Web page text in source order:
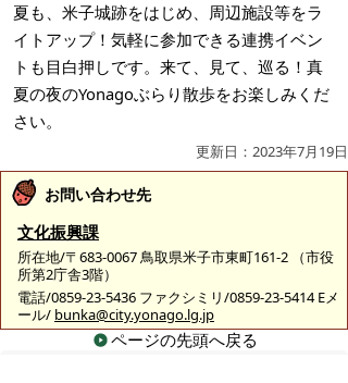
夏も、米子城跡をはじめ、周辺施設等をラ
イトアップ！気軽に参加できる連携イベン
トも目白押しです。来て、見て、巡る！真
夏の夜のYonagoぶらり散歩をお楽しみくだ
さい。
更新日：2023年7月19日
お問い合わせ先
文化振興課
所在地/〒683-0067 鳥取県米子市東町161-2 （市役
所第2庁舎3階）
電話/0859-23-5436 ファクシミリ/0859-23-5414 Eメ
ール/ bunka@city.yonago.lg.jp
ページの先頭へ戻る